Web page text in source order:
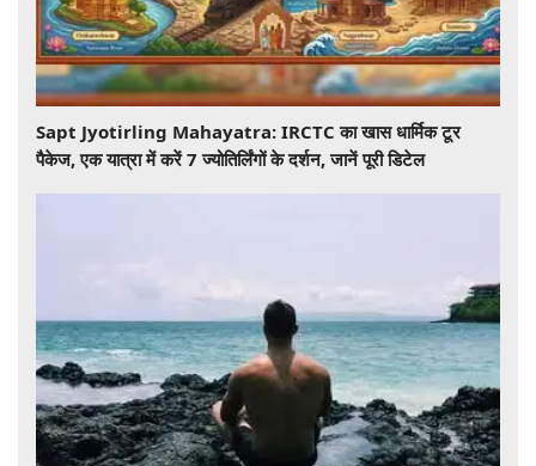
Sapt Jyotirling Mahayatra: IRCTC का खास धार्मिक टूर
पैकेज, एक यात्रा में करें 7 ज्योतिर्लिंगों के दर्शन, जानें पूरी डिटेल